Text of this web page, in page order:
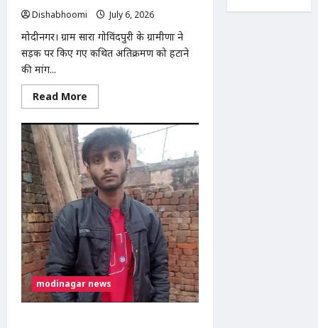
Dishabhoomi
July 6, 2026
मोदीनगर। ग्राम सारा गोविंदपुरी के ग्रामीणों ने
सड़क पर किए गए कथित अतिक्रमण को हटाने
की मांग...
Read More
more
मोदीनगर:
सड़क
अतिक्रमण
हटाने
की
मांग
को
लेकर
ग्रामीणों
ने
तहसील
दिवस
में
सौंपा
ज्ञापन,
निर्माण
कार्य
रोकने
की
modinagar news